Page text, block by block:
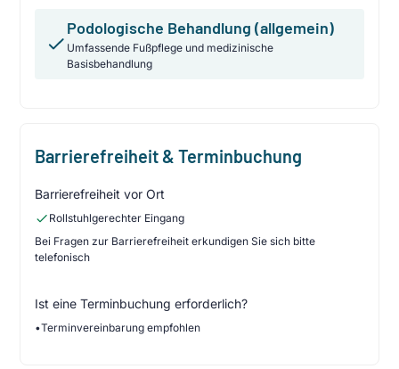
Podologische Behandlung (allgemein)
Umfassende Fußpflege und medizinische
Basisbehandlung
Barrierefreiheit & Terminbuchung
Barrierefreiheit vor Ort
Rollstuhlgerechter Eingang
Bei Fragen zur Barrierefreiheit erkundigen Sie sich bitte
telefonisch
Ist eine Terminbuchung erforderlich?
•Terminvereinbarung empfohlen